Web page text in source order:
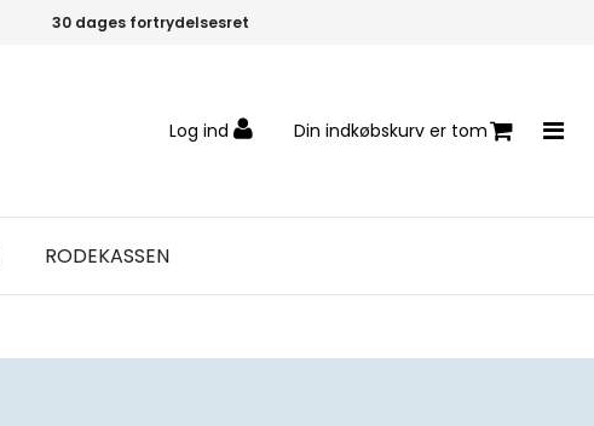
30 dages fortrydelsesret
Log ind Din indkøbskurv er tom
RODEKASSEN